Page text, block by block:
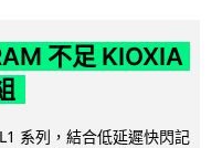
不足 KIOXIA
系列，結合低延遲快閃記